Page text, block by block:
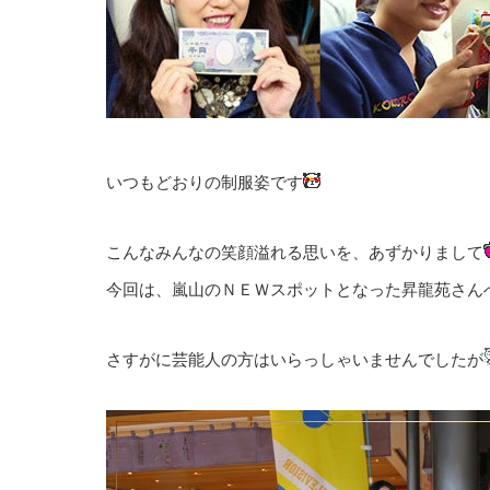
いつもどおりの制服姿です
こんなみんなの笑顔溢れる思いを、あずかりまして
今回は、嵐山のＮＥＷスポットとなった昇龍苑さん
さすがに芸能人の方はいらっしゃいませんでしたが